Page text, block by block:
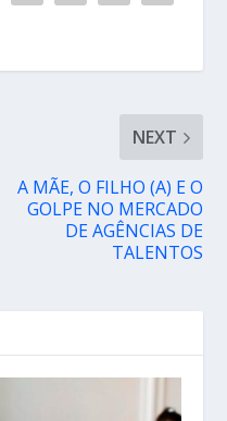
NEXT
A MÃE, O FILHO (A) E O
GOLPE NO MERCADO
DE AGÊNCIAS DE
TALENTOS